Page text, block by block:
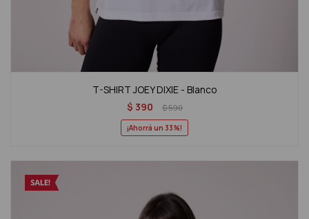
T-SHIRT JOEY DIXIE - Blanco
$ 390 $590
33